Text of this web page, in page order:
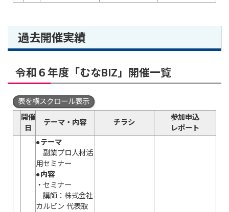
過去開催実績
令和６年度「むなBIZ」開催一覧
表を横スクロール表示
開催
日
テーマ・内容 チラシ
参加申込
レポート
●テーマ
副業プロ人材活
用セミナー
●内容
・セミナー
講師：株式会社
カルビン 代表取